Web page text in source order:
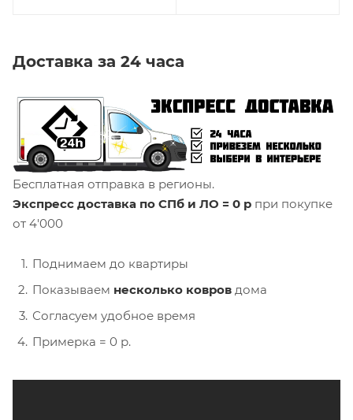
Доставка за 24 часа
Бесплатная отправка в регионы.
Экспресс доставка по СПб и ЛО = 0 р при покупке
от 4'000
Поднимаем до квартиры
Показываем несколько ковров дома
Согласуем удобное время
Примерка = 0 р.